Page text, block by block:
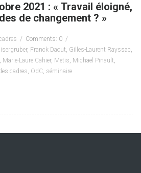
2021 : « Travail éloigné,
de changement ? »
Comments: 0
, Franck Daout, Gilles-Laurent Rayssac,
, Marie-Laure Cahier, Metis, Michael Pinault,
cadres, OdC, séminaire